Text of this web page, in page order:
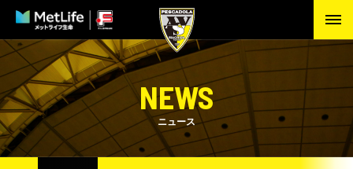
NEWS
ニュース